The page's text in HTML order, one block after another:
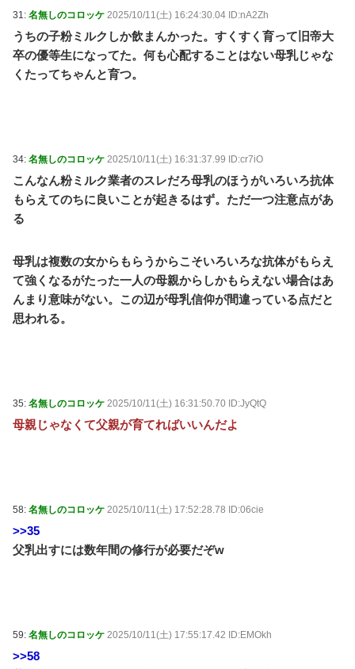
31: 名無しのコロッケ 2025/10/11(土) 16:24:30.04 ID:nA2Zh
うちの子粉ミルクしか飲まんかった。すくすく育って旧帝大
卒の優等生になってた。何も心配することはない母乳じゃな
くたってちゃんと育つ。
34: 名無しのコロッケ 2025/10/11(土) 16:31:37.99 ID:cr7iO
こんなん粉ミルク業者のスレだろ母乳のほうがいろいろ抗体
もらえてのちに良いことが起きるはず。ただ一つ注意点があ
る
母乳は複数の女からもらうからこそいろいろな抗体がもらえ
て強くなるがたった一人の母親からしかもらえない場合はあ
んまり意味がない。この辺が母乳信仰が間違っている点だと
思われる。
35: 名無しのコロッケ 2025/10/11(土) 16:31:50.70 ID:JyQtQ
母親じゃなくて父親が育てればいいんだよ
58: 名無しのコロッケ 2025/10/11(土) 17:52:28.78 ID:06cie
>>35
父乳出すには数年間の修行が必要だぞw
59: 名無しのコロッケ 2025/10/11(土) 17:55:17.42 ID:EMOkh
>>58